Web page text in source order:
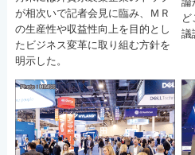
が相次いで記者会見に臨み、ＭＲ
の生産性や収益性向上を目的とし
たビジネス変革に取り組む方針を
明示した。
議